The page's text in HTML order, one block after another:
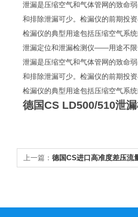
泄漏是压缩空气和气体管网的致命
和排除泄漏可少。检漏仪的前期投
检漏仪的典型用途包括压缩空气系
泄漏定位和泄漏检测仪——用途不限
泄漏是压缩空气和气体管网的致命
和排除泄漏可少。检漏仪的前期投
检漏仪的典型用途包括压缩空气系
德国CS LD500/510泄
上一篇： 德国CS进口高准度差压流